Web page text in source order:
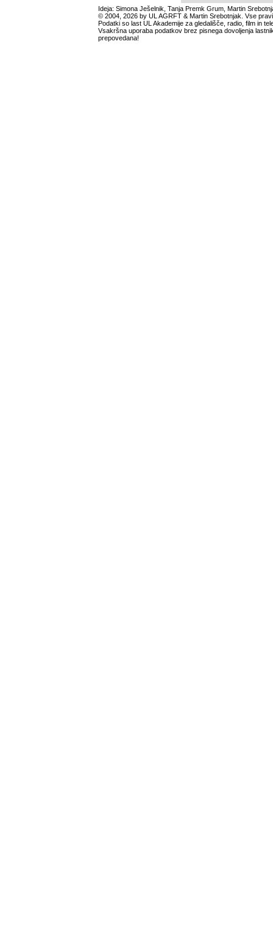
Ideja: Simona Ješelnik, Tanja Premk Grum, Martin
© 2004, 2026 by UL AGRFT & Martin Srebotnjak. Vse
Podatki so last UL Akademije za gledališče, radio, film in
Vsakršna uporaba podatkov brez pisnega dovoljenja
prepovedana!